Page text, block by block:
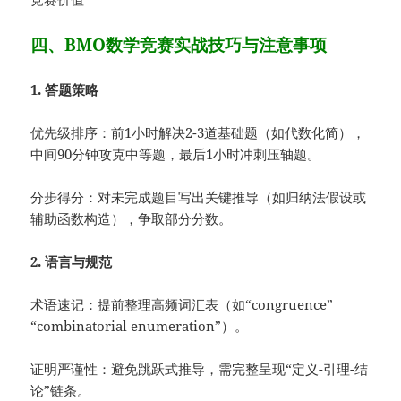
四、BMO数学竞赛实战技巧与注意事项
1. 答题策略
优先级排序：前1小时解决2-3道基础题（如代数化简），
中间90分钟攻克中等题，最后1小时冲刺压轴题。
分步得分：对未完成题目写出关键推导（如归纳法假设或
辅助函数构造），争取部分分数。
2. 语言与规范
术语速记：提前整理高频词汇表（如“congruence”
“combinatorial enumeration”）。
证明严谨性：避免跳跃式推导，需完整呈现“定义-引理-结
论”链条。